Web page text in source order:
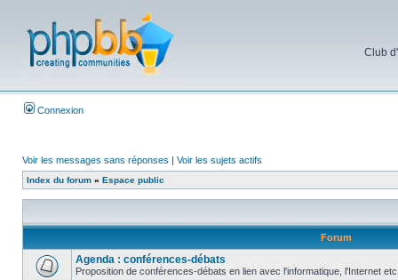
Club
Connexion
Voir les messages sans réponses | Voir les sujets actifs
Index du forum » Espace public
Forum
Agenda : conférences-débats
Proposition de conférences-débats en lien avec l'informatique, l'Internet